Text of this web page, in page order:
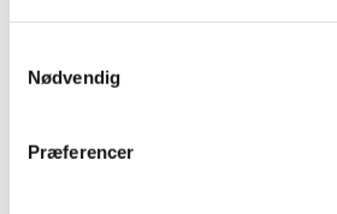
Nødvendig
Præferencer